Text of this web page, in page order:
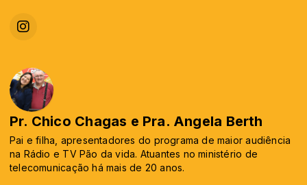
Pr. Chico Chagas e Pra. Angela Berth
Pai e filha, apresentadores do programa de maior audiência
na Rádio e TV Pão da vida. Atuantes no ministério de
telecomunicação há mais de 20 anos.